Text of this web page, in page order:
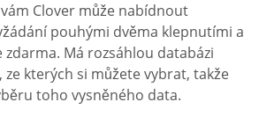
Clover může nabídnout
pouhými dvěma klepnutími a
zdarma. Má rozsáhlou databázi
kterých si můžete vybrat, takže
toho vysněného data.